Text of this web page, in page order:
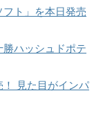
ト」を本日発売
ハッシュドポテ
見た目がインパ